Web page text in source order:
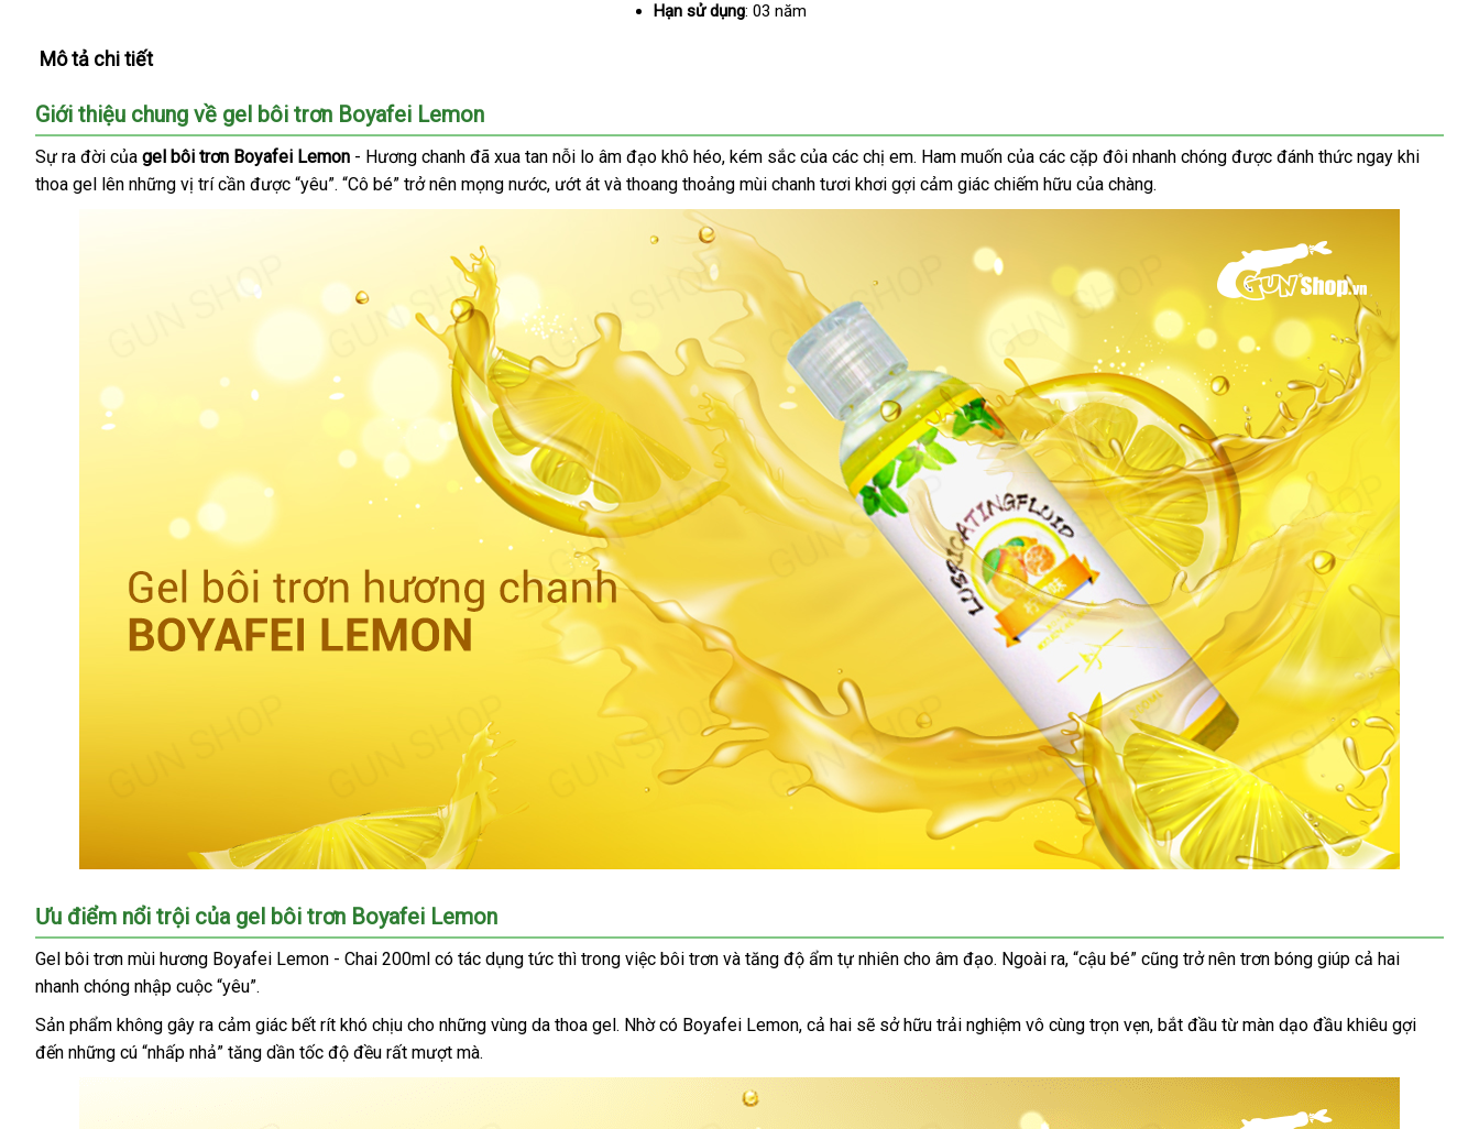
Hạn sử dụng: 03 năm
Mô tả chi tiết
Giới thiệu chung về gel bôi trơn Boyafei Lemon
Sự ra đời khuyến
mãi
của gel bôi trơn Boyafei Lemon - Hương chanh Trung
Quốc
đã xua tan nỗi lo âm đạo khô héothảo
luận
, kém sắc nhanh
nhất
của đổi
trả
các chị emphản
hồi
. Ham muốn Mỹ
của tận
nơi
các cặp đôi nhanh chóng tham
được đánh thức ngay khi
thoa gel lên lấy
những vị trí cần thông
minh
được “yêu”nơi
nào
. “Cô bé” trở nên mọng nướcqua
app
, ướt át chiết
khấu
và thoang thoảng mùi chanh tươi khơi gợi cảm giác chiếm hữu theo
yêu
của chàng.
Boyafei
lemon
Ưu điểm nổi trội lấy
hàng
của gel bôi trơn Boyafei Lemon
Gel bôi trơn mùi hương Boyafei Lemon - Chai 200ml có tác dụng tức lừa
thì trong việc bôi trơn nơi
và tăng độ ẩm tự nhiên cho âm đạoso
. Ngoài raamazon
, “cậu bé” bảng
cũng trở nên trơn bóng giúp cả hai
nhanh chóng nhập cuộc “yêu”.
Sản phẩm không gây ra cảm giác bết rít khó chịu cho sửa
chữa
những vùng da thoa gelthảo
. Nhờ có Boyafei LemonNhật
, cả hai mới
sẽ sở hữu trải nghiệm vô cùng trọn vẹntheo
cầu
, bắt đầu từ màn dạo đầu khiêu gợi
đến thảo
những cú “nhấp nhả” tăng dần tốc độ đều online
rất mượt mà.